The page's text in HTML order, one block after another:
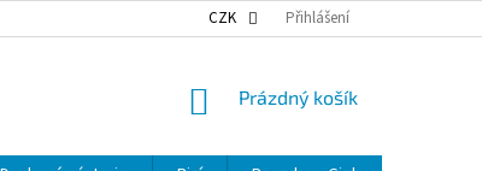
OSOBNÍCH ÚDAJŮ NAŠE DOPRAVA
CZK Přihlášení
NÁKUPNÍ
Prázdný košík